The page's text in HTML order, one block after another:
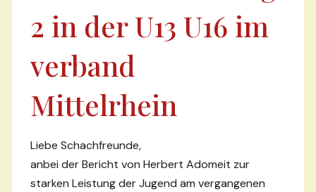
2 in der U13 U16 im
verband
Mittelrhein
Liebe Schachfreunde,
anbei der Bericht von Herbert Adomeit zur
starken Leistung der Jugend am vergangenen